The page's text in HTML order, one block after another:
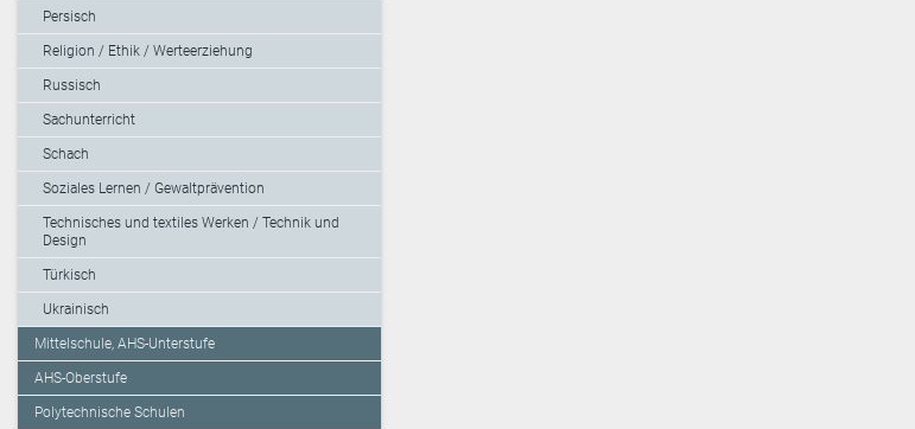
Persisch
Religion / Ethik / Werteerziehung
Russisch
Sachunterricht
Schach
Soziales Lernen / Gewaltprävention
Technisches und textiles Werken / Technik und
Design
Türkisch
Ukrainisch
Mittelschule, AHS-Unterstufe
AHS-Oberstufe
Polytechnische Schulen